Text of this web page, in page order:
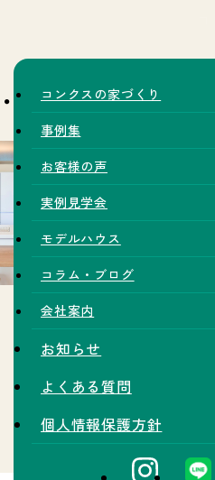
コンクスの家づくり
事例集
お客様の声
実例見学会
モデルハウス
コラム・ブログ
会社案内
お知らせ
よくある質問
個人情報保護方針
スタッフブログ